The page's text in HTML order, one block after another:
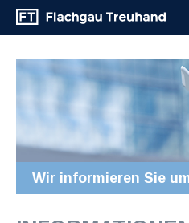
Wir informieren Sie